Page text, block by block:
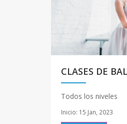
CLASES DE
Todos los niveles
Inicio: 15 Jan, 2023